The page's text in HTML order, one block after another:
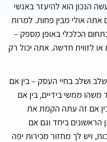
הנכון הוא להיעזר באנשי
אתה אולי מבין פחות. למרות
הכלכלי באופן מספק –
לזווית חדשה. אתה יכול רק
ושלב בחיי העסק – בין אם
ממשי בידיים, בין אם
אם זה עתה הקמת את
ביחד וגם אם
ויש לך מחזור מכירות יפה